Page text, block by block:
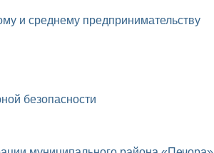
и среднему предпринимательству
безопасности